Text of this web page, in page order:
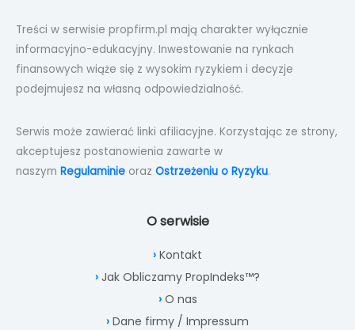
Treści w serwisie propfirm.pl mają charakter wyłącznie
informacyjno-edukacyjny. Inwestowanie na rynkach
finansowych wiąże się z wysokim ryzykiem i decyzje
podejmujesz na własną odpowiedzialność.
Serwis może zawierać linki afiliacyjne. Korzystając ze strony,
akceptujesz postanowienia zawarte w
naszym Regulaminie oraz Ostrzeżeniu o Ryzyku.
O serwisie
Kontakt
Jak Obliczamy PropIndeks™?
O nas
Dane firmy / Impressum